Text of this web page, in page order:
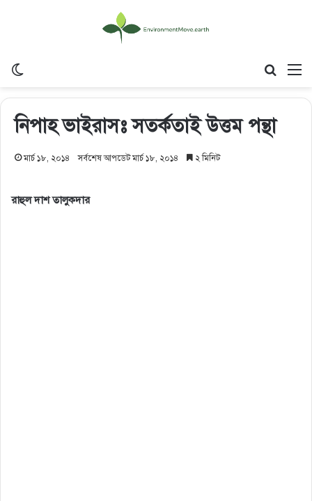
নিপাহ ভাইরাসঃ সতর্কতাই উত্তম পন্থা
মার্চ ১৮, ২০১৪ সর্বশেষ আপডেট মার্চ ১৮, ২০১৪ ২ মিনিট
রাহুল দাশ তালুকদার